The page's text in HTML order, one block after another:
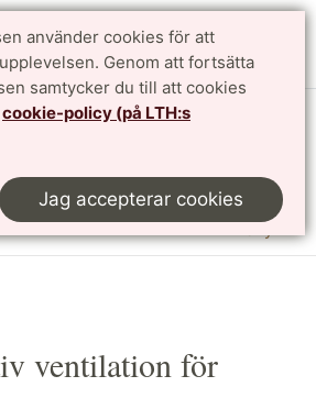
använder cookies för att
Genom att fortsätta
samtycker du till att cookies
cookie-policy (på LTH:s
Jag accepterar cookies
designvetenskaper
Högskola
Meny
ventilation för